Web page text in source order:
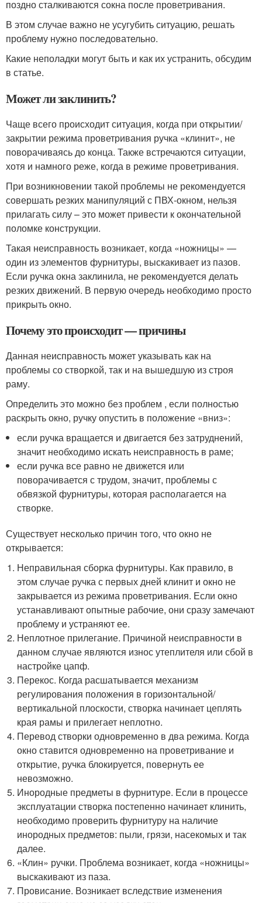
поздно сталкиваются сокна после проветривания.
В этом случае важно не усугубить ситуацию, решать
проблему нужно последовательно.
Какие неполадки могут быть и как их устранить, обсудим
в статье.
Может ли заклинить?
Чаще всего происходит ситуация, когда при открытии/
закрытии режима проветривания ручка «клинит», не
поворачиваясь до конца. Также встречаются ситуации,
хотя и намного реже, когда в режиме проветривания.
При возникновении такой проблемы не рекомендуется
совершать резких манипуляций с ПВХ-окном, нельзя
прилагать силу – это может привести к окончательной
поломке конструкции.
Такая неисправность возникает, когда «ножницы» —
один из элементов фурнитуры, выскакивает из пазов.
Если ручка окна заклинила, не рекомендуется делать
резких движений. В первую очередь необходимо просто
прикрыть окно.
Почему это происходит — причины
Данная неисправность может указывать как на
проблемы со створкой, так и на вышедшую из строя
раму.
Определить это можно без проблем , если полностью
раскрыть окно, ручку опустить в положение «вниз»:
если ручка вращается и двигается без затруднений,
значит необходимо искать неисправность в раме;
если ручка все равно не движется или
поворачивается с трудом, значит, проблемы с
обвязкой фурнитуры, которая располагается на
створке.
Существует несколько причин того, что окно не
открывается:
Неправильная сборка фурнитуры. Как правило, в
этом случае ручка с первых дней клинит и окно не
закрывается из режима проветривания. Если окно
устанавливают опытные рабочие, они сразу замечают
проблему и устраняют ее.
Неплотное прилегание. Причиной неисправности в
данном случае являются износ утеплителя или сбой в
настройке цапф.
Перекос. Когда расшатывается механизм
регулирования положения в горизонтальной/
вертикальной плоскости, створка начинает цеплять
края рамы и прилегает неплотно.
Перевод створки одновременно в два режима. Когда
окно ставится одновременно на проветривание и
открытие, ручка блокируется, повернуть ее
невозможно.
Инородные предметы в фурнитуре. Если в процессе
эксплуатации створка постепенно начинает клинить,
необходимо проверить фурнитуру на наличие
инородных предметов: пыли, грязи, насекомых и так
далее.
«Клин» ручки. Проблема возникает, когда «ножницы»
выскакивают из паза.
Провисание. Возникает вследствие изменения